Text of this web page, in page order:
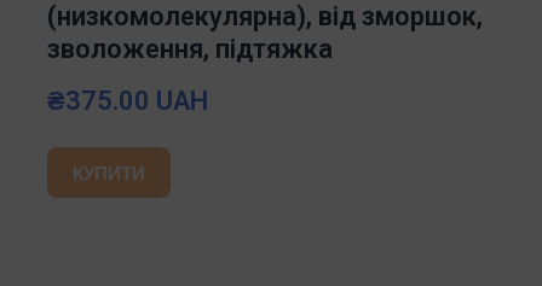
(низкомолекулярна), від зморшок,
зволоження, підтяжка
₴375.00 UAH
КУПИТИ